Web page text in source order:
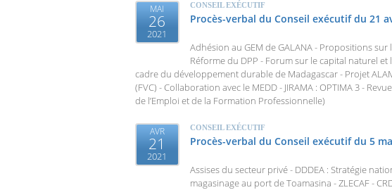
MAI
26
2021
CONSEIL EXÉCUTIF
Procès-verbal du Conseil exécutif du 21
Adhésion au GEM de GALANA - Propositions
Réforme du DPP - Forum sur le capital naturel et
cadre du développement durable de Madagascar - Projet
(FVC) - Collaboration avec le MEDD - JIRAMA : OPTIMA 3 -
de l’Emploi et de la Formation Professionnelle)
AVR
21
2021
CONSEIL EXÉCUTIF
Procès-verbal du Conseil exécutif du 5
Assises du secteur privé - DDDEA : Stratégie
magasinage au port de Toamasina - ZLECAF -